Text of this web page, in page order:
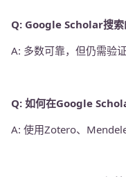
Q: Google Scholar搜索
A: 多数可靠，但仍需验
Q: 如何在Google
A: 使用Zotero、